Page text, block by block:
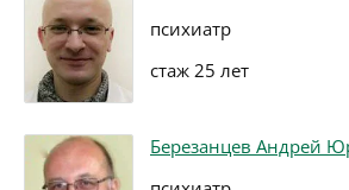
психиатр
стаж 25 лет
Березанцев Андрей